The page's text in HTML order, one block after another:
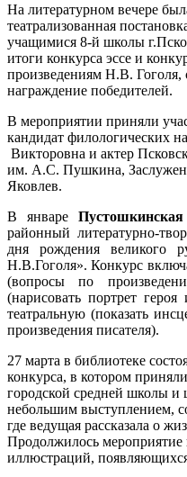
На литературном вечере
театрализованная
учащимися 8-й школы
итоги конкурса эссе и
произведениям Н.В. Гоголя,
награждение победителей.
В мероприятии приняли
кандидат филологических
Викторовна и актер
им. А.С. Пушкина,
Яковлев.
В январе
районный литературно-
дня рождения великого
Н.В.Гоголя». Конкурс
(вопросы по
(нарисовать портрет
театральную (показать
произведения писателя).
27 марта в библиотеке
конкурса, в котором
городской средней школы
небольшим выступлением,
где ведущая рассказала о
Продолжилось
иллюстраций,